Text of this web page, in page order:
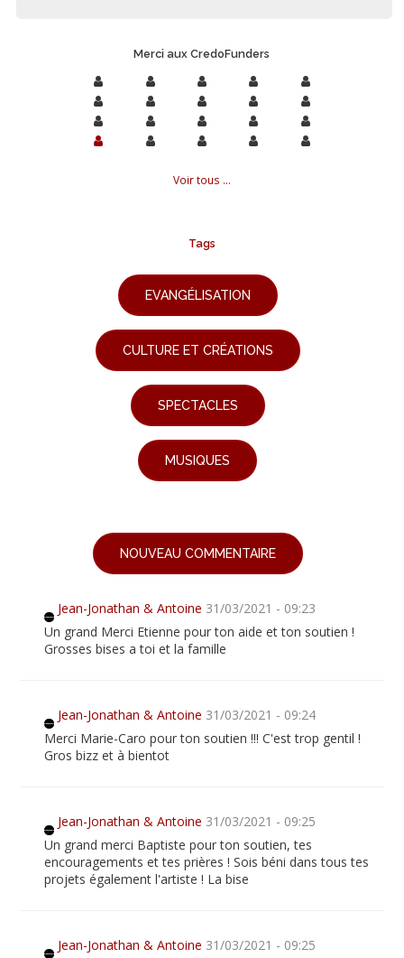
Merci aux CredoFunders
Voir tous ...
Tags
EVANGÉLISATION
CULTURE ET CRÉATIONS
SPECTACLES
MUSIQUES
NOUVEAU COMMENTAIRE
Jean-Jonathan & Antoine 31/03/2021 - 09:23
Un grand Merci Etienne pour ton aide et ton soutien !
Grosses bises a toi et la famille
Jean-Jonathan & Antoine 31/03/2021 - 09:24
Merci Marie-Caro pour ton soutien !!! C'est trop gentil !
Gros bizz et à bientot
Jean-Jonathan & Antoine 31/03/2021 - 09:25
Un grand merci Baptiste pour ton soutien, tes
encouragements et tes prières ! Sois béni dans tous tes
projets également l'artiste ! La bise
Jean-Jonathan & Antoine 31/03/2021 - 09:25